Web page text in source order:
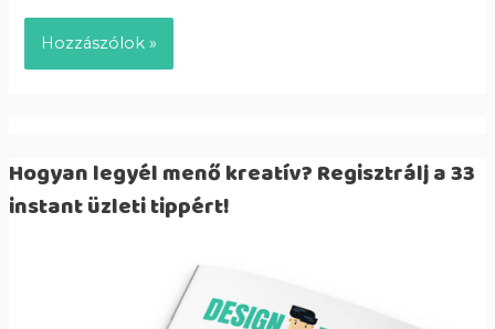
Hogyan legyél menő kreatív? Regisztrálj a 33
instant üzleti tippért!